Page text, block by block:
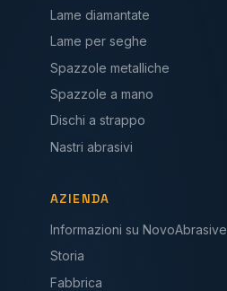
Lame diamantate
Lame per seghe
Spazzole metalliche
Spazzole a mano
Dischi a strappo
Nastri abrasivi
AZIENDA
Informazioni su NovoAbrasive
Storia
Fabbrica